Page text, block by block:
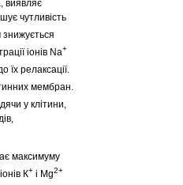
виявляє
чутливість
знижується
іонів Na+
їх релаксації.
мембран.
у клітини,
максимуму
К+ і Mg2+